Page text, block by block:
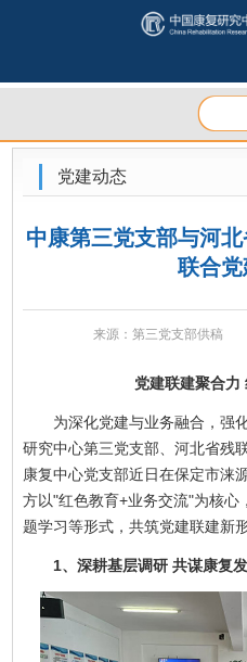
党建动态
中康第三党支部与河
联合
来源：第三党支部供稿
党建联建聚合力
为深化党建与业务融合，强
研究中心第三党支部、河北省残
康复中心党支部近日在保定市涞
方以"红色教育+业务交流"为核
题学习等形式，共筑党建联建新形
1、深耕基层调研 共谋康复